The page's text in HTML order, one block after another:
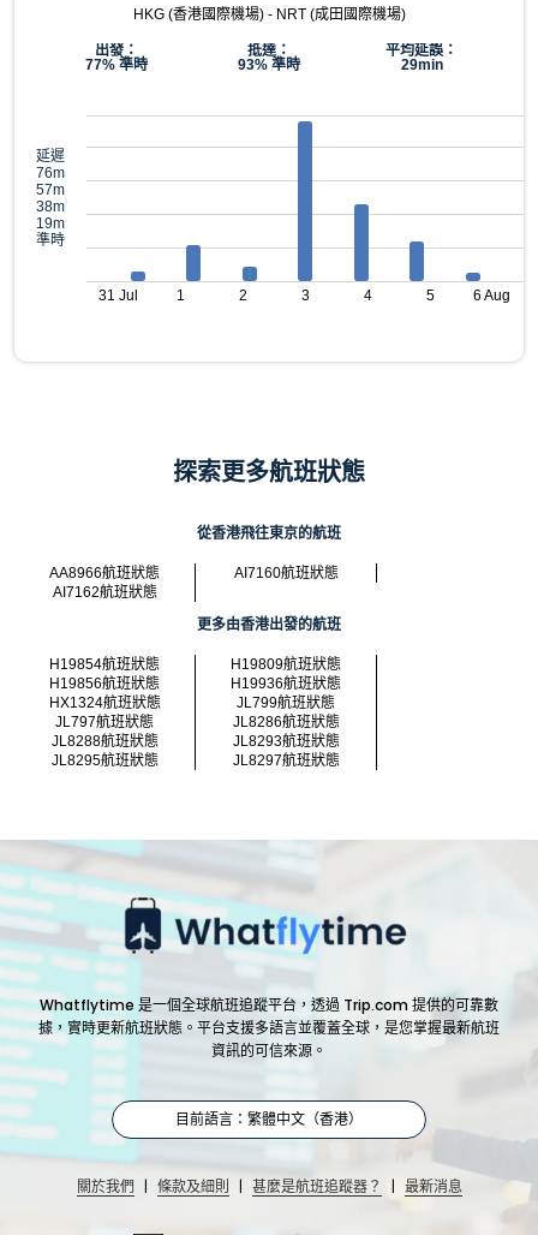
HKG (香港國際機場) - NRT (成田國際機場)
出發：
77% 準時
抵達：
93% 準時
平均延誤：
29min
延遲
76m
57m
38m
19m
準時
31 Jul 1 2 3 4 5 6 Aug
探索更多航班狀態
從香港飛往東京的航班
AA8966航班狀態
AI7160航班狀態
AI7162航班狀態
更多由香港出發的航班
H19854航班狀態
H19809航班狀態
H19856航班狀態
H19936航班狀態
HX1324航班狀態
JL799航班狀態
JL797航班狀態
JL8286航班狀態
JL8288航班狀態
JL8293航班狀態
JL8295航班狀態
JL8297航班狀態
Whatflytime 是一個全球航班追蹤平台，透過 Trip.com 提供的可靠數
據，實時更新航班狀態。平台支援多語言並覆蓋全球，是您掌握最新航班
資訊的可信來源。
目前語言：繁體中文（香港）
關於我們 | 條款及細則 | 甚麼是航班追蹤器？ | 最新消息